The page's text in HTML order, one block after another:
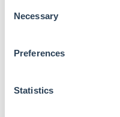
Selection
Necessary
Preferences
Statistics